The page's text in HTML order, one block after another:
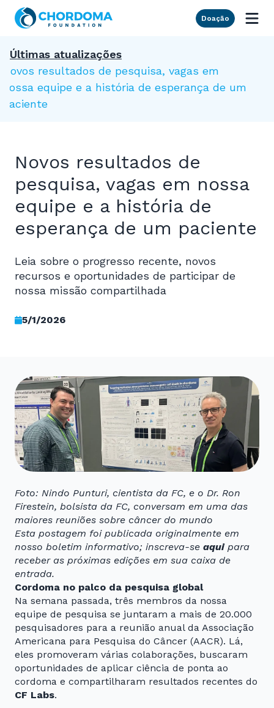
Skip to Main Content
Doação
Últimas atualizações
Novos resultados de pesquisa, vagas em
nossa equipe e a história de esperança de um
paciente
Novos resultados de
pesquisa, vagas em nossa
equipe e a história de
esperança de um paciente
Leia sobre o progresso recente, novos
recursos e oportunidades de participar de
nossa missão compartilhada
5/1/2026
Foto: Nindo Punturi, cientista da FC, e o Dr. Ron
Firestein, bolsista da FC, conversam em uma das
maiores reuniões sobre câncer do mundo
Esta postagem foi publicada originalmente em
nosso boletim informativo; inscreva-se aquipara
receber as próximas edições em sua caixa de
entrada.
Cordoma no palco da pesquisa global
Na semana passada, três membros da nossa
equipe de pesquisa se juntaram a mais de 20.000
pesquisadores para a reunião anual da Associação
Americana para Pesquisa do Câncer (AACR). Lá,
eles promoveram várias colaborações, buscaram
oportunidades de aplicar ciência de ponta ao
cordoma e compartilharam resultados recentes do
CF Labs.